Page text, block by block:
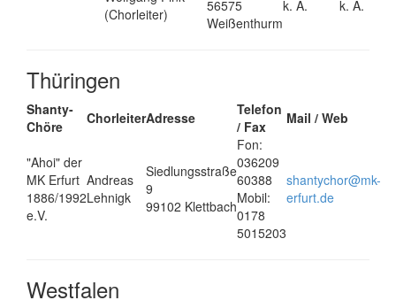
(Chorleiter)
56575
Weißenthurm
k. A. k. A.
Thüringen
Shanty-
Chöre
ChorleiterAdresse
Telefon
/ Fax
Mail / Web
"Ahoi" der
MK Erfurt
1886/1992
e.V.
Andreas
Lehnigk
Siedlungsstraße
9
99102 Klettbach
Fon:
036209
60388
Mobil:
0178
5015203
shantychor@mk-
erfurt.de
Westfalen